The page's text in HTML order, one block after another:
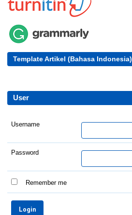
Template Artikel (Bahasa Indonesia)
User
Username
Password
Remember me